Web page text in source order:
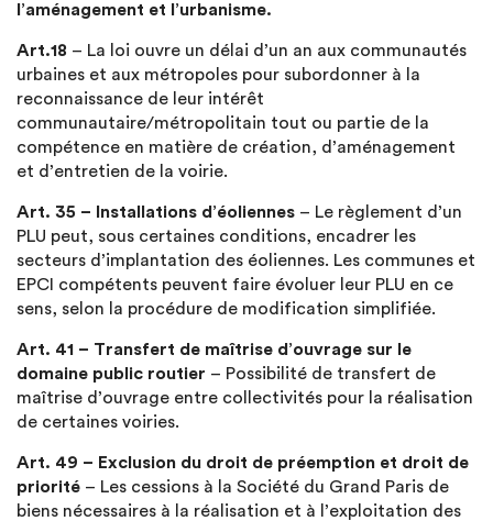
l’aménagement et l’urbanisme.
Art.18 – La loi ouvre un délai d’un an aux communautés
urbaines et aux métropoles pour subordonner à la
reconnaissance de leur intérêt
communautaire/métropolitain tout ou partie de la
compétence en matière de création, d’aménagement
et d’entretien de la voirie.
Art. 35 – Installations d’éoliennes – Le règlement d’un
PLU peut, sous certaines conditions, encadrer les
secteurs d’implantation des éoliennes. Les communes et
EPCI compétents peuvent faire évoluer leur PLU en ce
sens, selon la procédure de modification simplifiée.
Art. 41 – Transfert de maîtrise d’ouvrage sur le
domaine public routier – Possibilité de transfert de
maîtrise d’ouvrage entre collectivités pour la réalisation
de certaines voiries.
Art. 49 – Exclusion du droit de préemption et droit de
priorité – Les cessions à la Société du Grand Paris de
biens nécessaires à la réalisation et à l’exploitation des